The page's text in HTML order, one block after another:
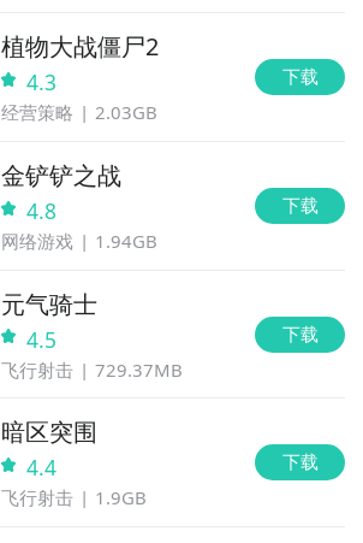
植物大战僵尸2
4.3
经营策略 2.03GB
下载
金铲铲之战
4.8
网络游戏 1.94GB
下载
元气骑士
4.5
飞行射击 729.37MB
下载
暗区突围
4.4
飞行射击 1.9GB
下载